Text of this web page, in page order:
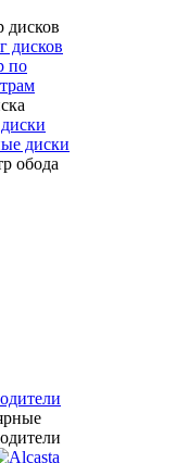
дисков
дисков
по
диски
обода